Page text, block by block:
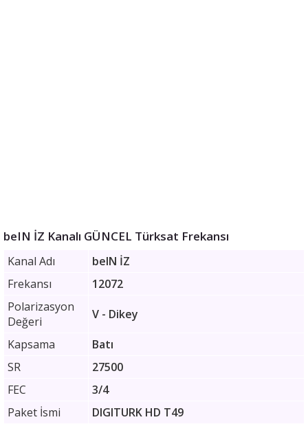
beIN İZ Kanalı GÜNCEL Türksat Frekansı
Kanal Adı
beIN İZ
Frekansı
12072
Polarizasyon
Değeri
V - Dikey
Kapsama
Batı
SR
27500
FEC
3/4
Paket İsmi
DIGITURK HD T49